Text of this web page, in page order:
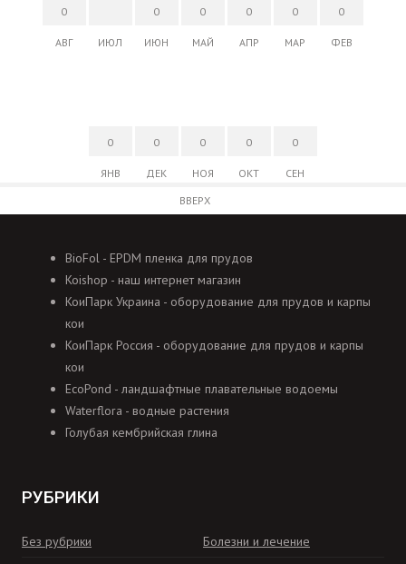
0
АВГ ИЮЛ
0
ИЮН
0
МАЙ
0
АПР
0
МАР
0
ФЕВ
0
ЯНВ
0
ДЕК
0
НОЯ
0
ОКТ
0
СЕН
ВВЕРХ
BioFol - EPDM пленка для прудов
Koishop - наш интернет магазин
КоиПарк Украина - оборудование для прудов и карпы
кои
КоиПарк Россия - оборудование для прудов и карпы
кои
EcoPond - ландшафтные плавательные водоемы
Waterflora - водные растения
Голубая кембрийская глина
РУБРИКИ
Без рубрики
Болезни и лечение